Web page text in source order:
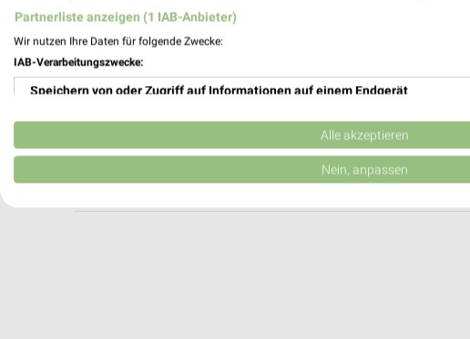
Heute 10:00 - 20:00 Uhr |
378,26 km
Schöffel-LOWA Store Nürnberg
Heute 10:00 - 19:00 Uhr | Geschlossen
Partnerliste anzeigen (1 IAB-Anbieter)
Wir nutzen Ihre Daten für folgende Zwecke:
IAB-Verarbeitungszwecke:
Speichern von oder Zugriff auf Informationen auf einem Endgerät
Verwendung reduzierter Daten zur Auswahl von Werbeanzeigen
Erstellung von Profilen für personalisierte Werbung
Alle akzeptieren
Nein, anpassen